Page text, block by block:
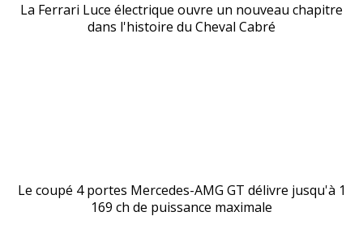
La Ferrari Luce électrique ouvre un nouveau chapitre
dans l'histoire du Cheval Cabré
Le coupé 4 portes Mercedes-AMG GT délivre jusqu'à 1
169 ch de puissance maximale